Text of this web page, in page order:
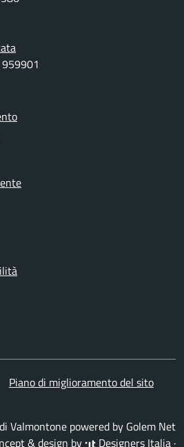
Piano di miglioramento del sito
Valmontone powered by Golem Net
& design by Designers Italia ·